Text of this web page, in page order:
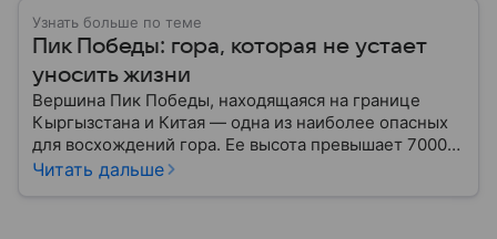
Узнать больше по теме
Пик Победы: гора, которая не устает
уносить жизни
Вершина Пик Победы, находящаяся на границе
Кыргызстана и Китая — одна из наиболее опасных
для восхождений гора. Ее высота превышает 7000
метров, а северное расположение на стыке двух
Читать дальше